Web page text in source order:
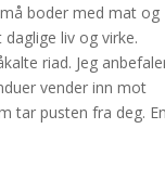
boder med mat og
liv og virke.
riad. Jeg
vender inn mot
tar pusten fra deg. En